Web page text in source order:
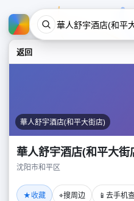
返回
華人舒宇酒店(和平大街店)
華人舒宇酒店(和平大街
沈阳市和平区
★收藏 ⌖搜周边 📱 去手机